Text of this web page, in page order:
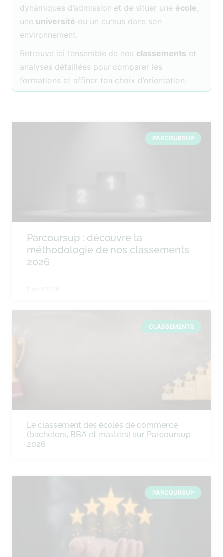
dynamiques d’admission et de situer une école,
une université ou un cursus dans son
environnement.
Retrouve ici l’ensemble de nos classements et
analyses détaillées pour comparer les
formations et affiner ton choix d’orientation.
PARCOURSUP
Parcoursup : découvre la
méthodologie de nos classements
2026
CLASSEMENTS
Le classement des écoles de commerce
(bachelors, BBA et masters) sur Parcoursup
2026
PARCOURSUP